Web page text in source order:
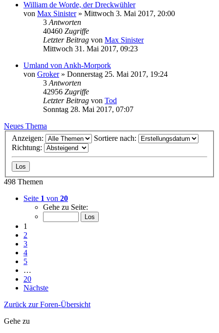
William de Worde, der Dreckwühler
von Max Sinister» Mittwoch 3. Mai 2017, 20:00
3 Antworten
40460 Zugriffe
Letzter Beitrag von Max Sinister
Mittwoch 31. Mai 2017, 09:23
Umland von Ankh-Morpork
von Groker» Donnerstag 25. Mai 2017, 19:24
3 Antworten
42956 Zugriffe
Letzter Beitrag von Tod
Sonntag 28. Mai 2017, 07:07
Neues Thema
Anzeigen:
Sortiere nach:
Richtung:
498 Themen
Seite 1 von 20
Gehe zu Seite:
1
2
3
4
5
…
20
Nächste
Zurück zur Foren-Übersicht
Gehe zu